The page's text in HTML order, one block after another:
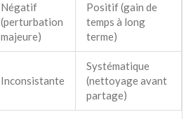
Négatif
(perturbation
majeure)
Positif (gain de
temps à long
terme)
Inconsistante
Systématique
(nettoyage avant
partage)